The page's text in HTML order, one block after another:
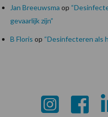
Jan Breeuwsma op
gevaarlijk zijn”
B Floris op “Desinfecteren als